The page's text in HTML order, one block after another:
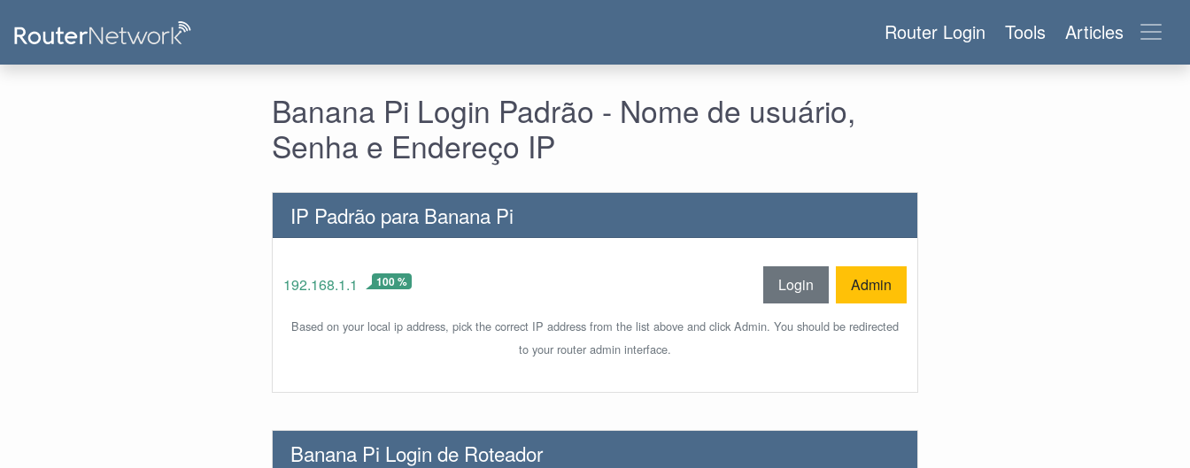
Router Login Tools Articles
Banana Pi Login Padrão - Nome de usuário,
Senha e Endereço IP
IP Padrão para Banana Pi
192.168.1.1 100 % Login Admin
Based on your local ip address, pick the correct IP address from the list above and click Admin. You should be redirected
to your router admin interface.
Banana Pi Login de Roteador